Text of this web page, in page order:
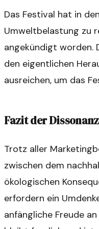
Das Festival hat in
Umweltbelastung zu
angekündigt worden.
den eigentlichen
ausreichen, um das
Fazit der Dissonanz
Trotz aller
zwischen dem
ökologischen
erfordern ein
anfängliche Freude